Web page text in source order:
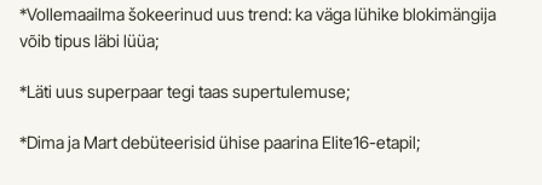
*Vollemaailma šokeerinud uus trend: ka väga lühike blokimängija
võib tipus läbi lüüa;
*Läti uus superpaar tegi taas supertulemuse;
*Dima ja Mart debüteerisid ühise paarina Elite16-etapil;